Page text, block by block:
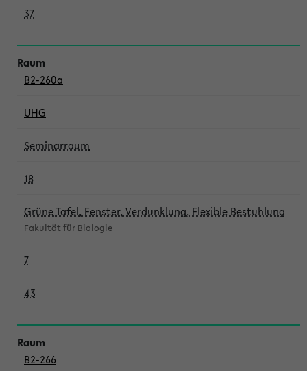
37
B2-260a
UHG
Seminarraum
18
Grüne Tafel, Fenster, Verdunklung, Flexible Bestuhlung
Fakultät für Biologie
7
43
B2-266